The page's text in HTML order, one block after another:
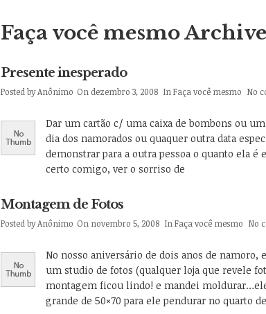
Faça você mesmo Archive
Presente inesperado
Posted byAnônimo On dezembro 3, 2008 In Faça você mesmo No
Dar um cartão c/ uma caixa de bombons ou
dia dos namorados ou quaquer outra data
demonstrar para a outra pessoa o quanto ela é
certo comigo, ver o sorriso de
Montagem de Fotos
Posted byAnônimo On novembro 5, 2008 In Faça você mesmo No
No nosso aniversário de dois anos de
um studio de fotos (qualquer loja que revele
montagem ficou lindo! e mandei
grande de 50×70 para ele pendurar no quarto